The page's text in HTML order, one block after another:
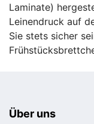
Laminate)
Leinendruck auf
Sie stets sicher
Über uns